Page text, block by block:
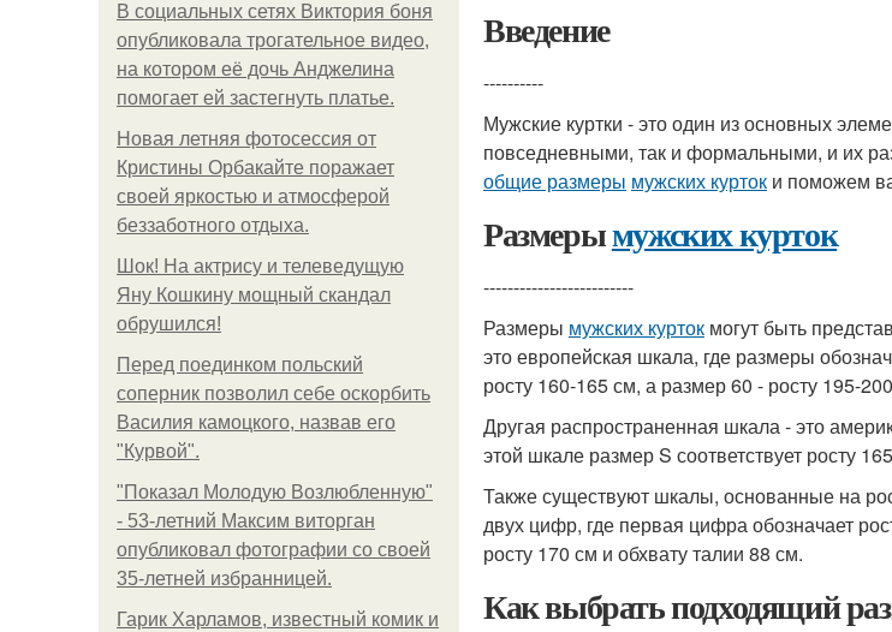
В социальных сетях Виктория боня
опубликовала трогательное видео,
на котором её дочь Анджелина
помогает ей застегнуть платье.
Новая летняя фотосессия от
Кристины Орбакайте поражает
своей яркостью и атмосферой
беззаботного отдыха.
Шок! На актрису и телеведущую
Яну Кошкину мощный скандал
обрушился!
Перед поединком польский
соперник позволил себе оскорбить
Василия камоцкого, назвав его
"Курвой".
"Показал Молодую Возлюбленную"
- 53-летний Максим виторган
опубликовал фотографии со своей
35-летней избранницей.
Гарик Харламов, известный комик и
Введение
----------
Мужские куртки - это один из основных
повседневными, так и формальными, и их
общие размеры мужских курток и поможем
Размерымужских курток
-------------------------
Размеры мужских курток могут быть
это европейская шкала, где размеры
росту 160-165 см, а размер 60 - росту 195-
Другая распространенная шкала - это
этой шкале размер S соответствует росту
Также существуют шкалы, основанные на
двух цифр, где первая цифра обозначает
росту 170 см и обхвату талии 88 см.
Как выбрать подходящий